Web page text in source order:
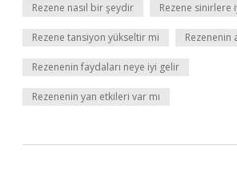
Rezene nasıl bir şeydir Rezene sinirlere
Rezene tansiyon yükseltir mi Rezenenin
Rezenenin faydaları neye iyi gelir
Rezenenin yan etkileri var mı